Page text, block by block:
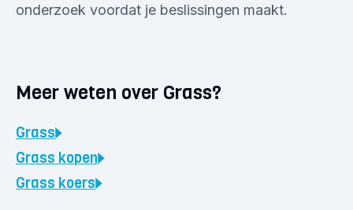
onderzoek voordat je beslissingen maakt.
Meer weten over Grass?
Grass
Grass kopen
Grass koers